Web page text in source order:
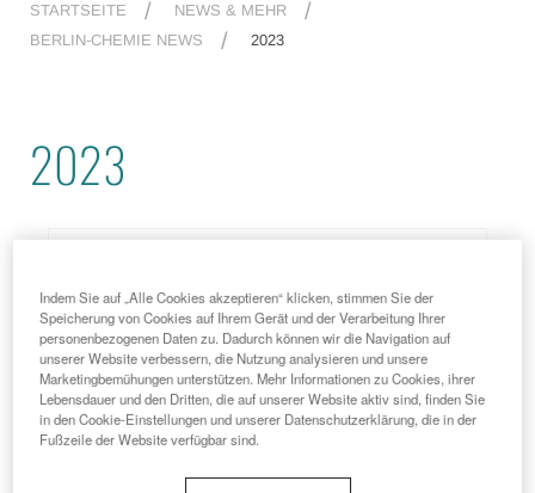
STARTSEITE
NEWS & MEHR
BERLIN-CHEMIE NEWS
2023
2023
2023 - 01 - 30
Stemline Therapeutics, a subsidiary of
Indem Sie auf „Alle Cookies akzeptieren“ klicken, stimmen Sie der
Speicherung von Cookies auf Ihrem Gerät und der Verarbeitung Ihrer
personenbezogenen Daten zu. Dadurch können wir die Navigation auf
unserer Website verbessern, die Nutzung analysieren und unsere
Marketingbemühungen unterstützen. Mehr Informationen zu Cookies, ihrer
Lebensdauer und den Dritten, die auf unserer Website aktiv sind, finden Sie
in den Cookie-Einstellungen und unserer Datenschutzerklärung, die in der
Fußzeile der Website verfügbar sind.